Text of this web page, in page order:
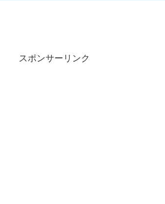
スポンサーリンク